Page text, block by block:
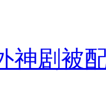
神剧被